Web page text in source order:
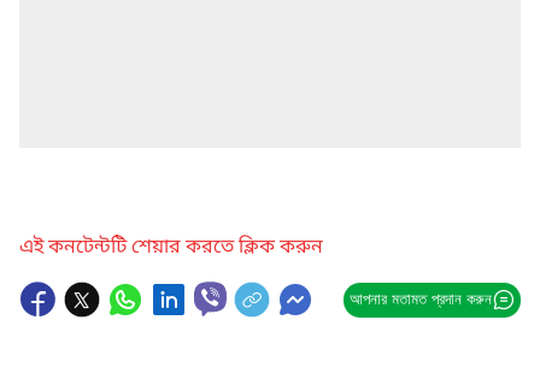
এই কনটেন্টটি শেয়ার করতে ক্লিক করুন
আপনার মতামত প্রদান করুন